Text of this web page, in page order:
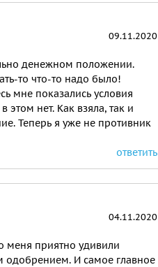
09.11.2020
денежном положении.
то что-то надо было!
мне показались условия
этом нет. Как взяла, так и
Теперь я уже не противник
ответить
04.11.2020
меня приятно удивили
одобрением. И самое главное